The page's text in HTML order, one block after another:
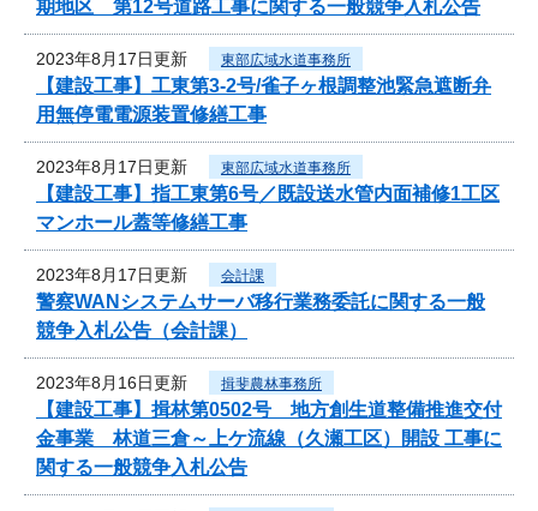
期地区 第12号道路工事に関する一般競争入札公告
2023年8月17日更新 東部広域水道事務所
【建設工事】工東第3-2号/雀子ヶ根調整池緊急遮断弁
用無停電電源装置修繕工事
2023年8月17日更新 東部広域水道事務所
【建設工事】指工東第6号／既設送水管内面補修1工区
マンホール蓋等修繕工事
2023年8月17日更新 会計課
警察WANシステムサーバ移行業務委託に関する一般
競争入札公告（会計課）
2023年8月16日更新 揖斐農林事務所
【建設工事】揖林第0502号 地方創生道整備推進交付
金事業 林道三倉～上ケ流線（久瀬工区）開設 工事に
関する一般競争入札公告